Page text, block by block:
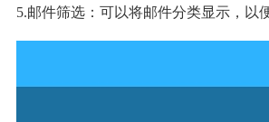
5.邮件筛选：可以将邮件分类显示，以